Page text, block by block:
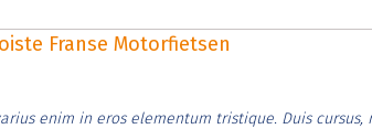
Franse Motorfietsen
enim in eros elementum tristique. Duis cursus,